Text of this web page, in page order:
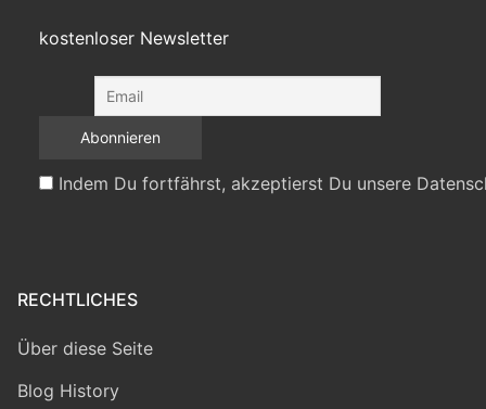
kostenloser Newsletter
Indem Du fortfährst, akzeptierst Du unsere
RECHTLICHES
Über diese Seite
Blog History